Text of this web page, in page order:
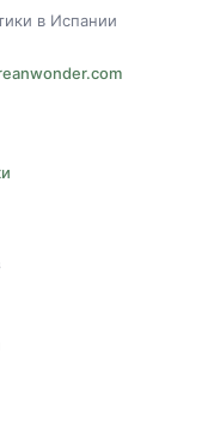
в Испании